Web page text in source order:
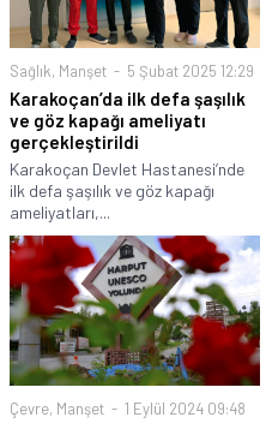
Sağlık, Manşet 5 Şubat 2025 12:29
Karakoçan’da ilk defa şaşılık
ve göz kapağı ameliyatı
gerçekleştirildi
Karakoçan Devlet Hastanesi’nde
ilk defa şaşılık ve göz kapağı
ameliyatları,...
Çevre, Manşet 1 Eylül 2024 09:48